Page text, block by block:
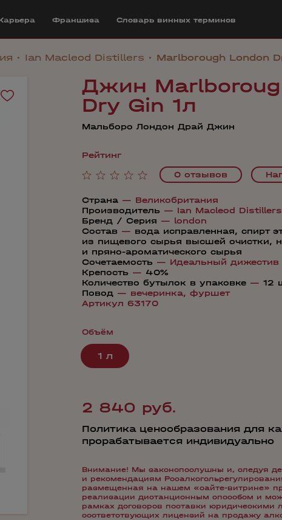
Франшиза Cловарь винных терминов
Ian Macleod Distillers Marlborough London
Джин
Dry Gin 1л
Мальборо Лондон Драй Джин
Рейтинг
0 отзывов
Страна — Великобритания
Производитель — Ian Macleod Distillers
Бренд / Серия — london
Состав — вода исправленная, спирт
из пищевого сырья высшей очистки,
и пряно-ароматического сырья
Сочетаемость — Идеальный дижестив
Крепость — 40%
Количество бутылок в упаковке — 12
Повод — вечеринка, фуршет
Артикул 63170
Объём
1 л
2 840 руб.
Политика ценообразования для
прорабатывается индивидуально
Внимание! Мы законопослушны и, следуя
и рекомендациям
размещенная на нашем «сайте-витрине»
реализации дистанционным способом и
рамках договоров поставки юридическими
соответствующих лицензий на продажу